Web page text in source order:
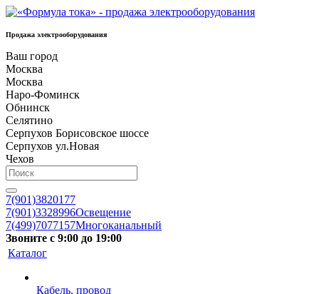
Продажа электрооборудования
Ваш город
Москва
Москва
Наро-Фоминск
Обнинск
Селятино
Серпухов Борисовское шоссе
Серпухов ул.Новая
Чехов
7(901)3820177
7(901)3328996Освещение
7(499)7077157Многоканальный
Звоните с 9:00 до 19:00
Каталог
Кабель, провод